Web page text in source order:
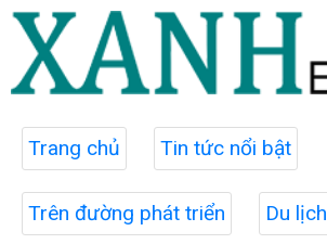
Trang chủ Tin tức nổi bật
Trên đường phát triển Du lịch